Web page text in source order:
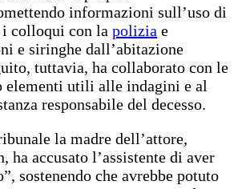
informazioni sull’uso di
colloqui con la polizia e
e siringhe dall’abitazione
tuttavia, ha collaborato con le
elementi utili alle indagini e al
responsabile del decesso.
la madre dell’attore,
ha accusato l’assistente di aver
sostenendo che avrebbe potuto